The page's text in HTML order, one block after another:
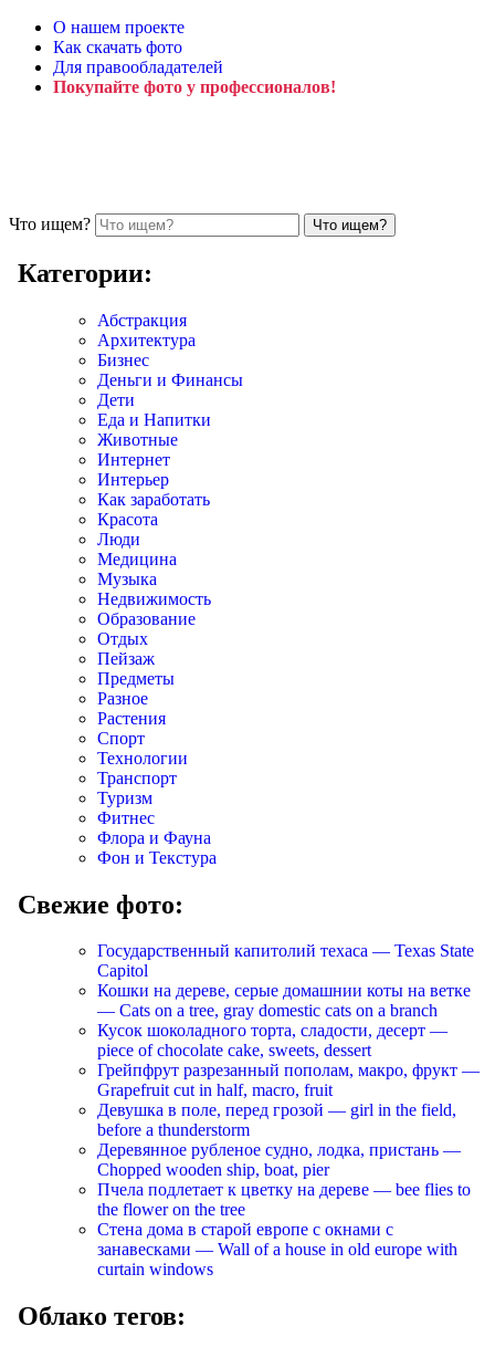
О нашем проекте
Как скачать фото
Для правообладателей
Покупайте фото у профессионалов!
Что ищем?
Категории:
Абстракция
Архитектура
Бизнес
Деньги и Финансы
Дети
Еда и Напитки
Животные
Интернет
Интерьер
Как заработать
Красота
Люди
Медицина
Музыка
Недвижимость
Образование
Отдых
Пейзаж
Предметы
Разное
Растения
Спорт
Технологии
Транспорт
Туризм
Фитнес
Флора и Фауна
Фон и Текстура
Свежие фото:
Государственный капитолий техаса — Texas State
Capitol
Кошки на дереве, серые домашнии коты на ветке
— Cats on a tree, gray domestic cats on a branch
Кусок шоколадного торта, сладости, десерт —
piece of chocolate cake, sweets, dessert
Грейпфрут разрезанный пополам, макро, фрукт —
Grapefruit cut in half, macro, fruit
Девушка в поле, перед грозой — girl in the field,
before a thunderstorm
Деревянное рубленое судно, лодка, пристань —
Chopped wooden ship, boat, pier
Пчела подлетает к цветку на дереве — bee flies to
the flower on the tree
Стена дома в старой европе с окнами с
занавесками — Wall of a house in old europe with
curtain windows
Облако тегов: